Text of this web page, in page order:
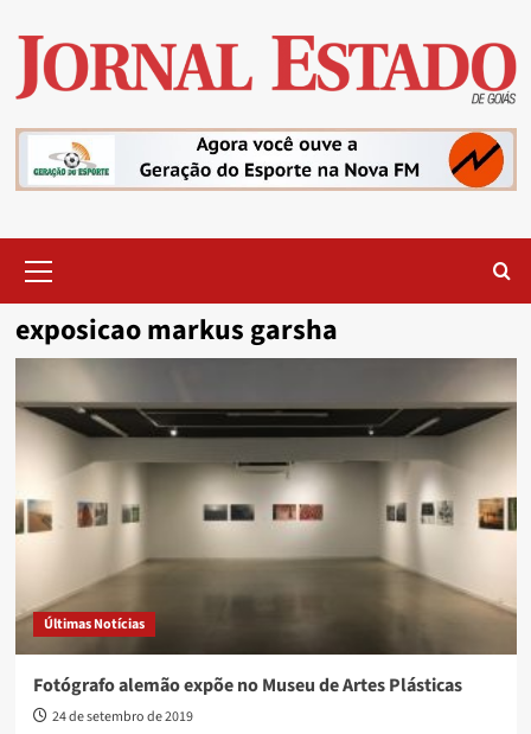
content
Menu
exposicao markus garsha
Últimas Notícias
Fotógrafo alemão expõe no Museu de Artes Plásticas
24 de setembro de 2019